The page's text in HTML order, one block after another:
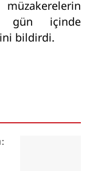
gün içinde
bildirdi.